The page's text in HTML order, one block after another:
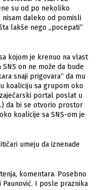
su od po nekoliko
daleko od pomisli
lakše nego „pocepati“
kojom je krenuo na vlast
on ne može da bude
snaji prigovara“ da mu
koaliciju sa grupom oko
portal poslat u
da bi se otvorio prostor
koalicije sa SNS-om je
umeju da iznenade
komentara. Posebno
Paunović. I posle praznika